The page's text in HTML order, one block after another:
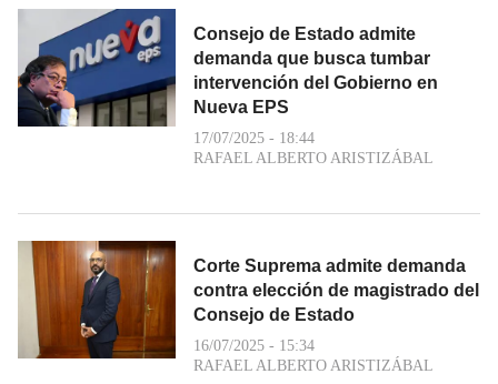
Consejo de Estado admite
demanda que busca tumbar
intervención del Gobierno en
Nueva EPS
17/07/2025 - 18:44
RAFAEL ALBERTO ARISTIZÁBAL
Corte Suprema admite demanda
contra elección de magistrado del
Consejo de Estado
16/07/2025 - 15:34
RAFAEL ALBERTO ARISTIZÁBAL